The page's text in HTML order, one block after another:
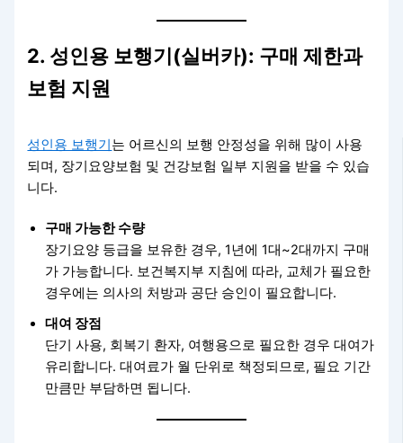
2. 성인용 보행기(실버카): 구매 제한과
보험 지원
성인용 보행기는 어르신의 보행 안정성을 위해 많이 사용
되며, 장기요양보험 및 건강보험 일부 지원을 받을 수 있습
니다.
구매 가능한 수량
장기요양 등급을 보유한 경우, 1년에 1대~2대까지 구매
가 가능합니다. 보건복지부 지침에 따라, 교체가 필요한
경우에는 의사의 처방과 공단 승인이 필요합니다.
대여 장점
단기 사용, 회복기 환자, 여행용으로 필요한 경우 대여가
유리합니다. 대여료가 월 단위로 책정되므로, 필요 기간
만큼만 부담하면 됩니다.